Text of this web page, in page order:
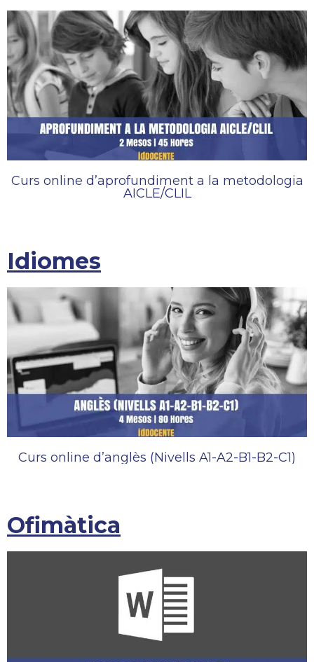
Curs online d’aprofundiment a la metodologia
AICLE/CLIL
Idiomes
Curs online d’anglès (Nivells A1-A2-B1-B2-C1)
Ofimàtica